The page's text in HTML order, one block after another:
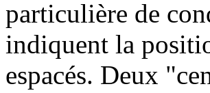
particulière de
indiquent la
espacés. Deux